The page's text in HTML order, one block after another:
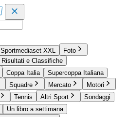
Sportmediaset XXL
Foto
Risultati e Classifiche
Coppa Italia
Supercoppa Italiana
Squadre Mercato
Motori
Tennis Altri Sport
Sondaggi
Un libro a settimana